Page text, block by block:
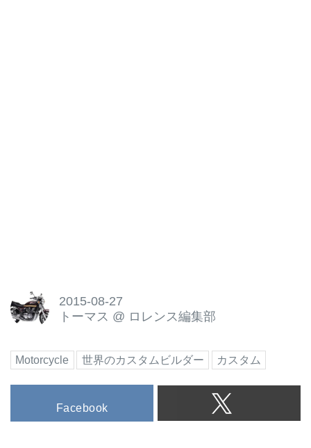
2015-08-27
トーマス @ ロレンス編集部
Motorcycle 世界のカスタムビルダー カスタム
Facebook